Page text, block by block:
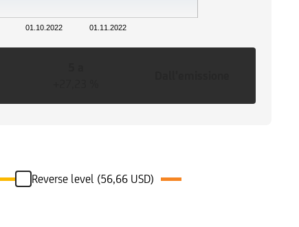
01.10.2022 01.11.2022
Reverse level (56,66 USD)